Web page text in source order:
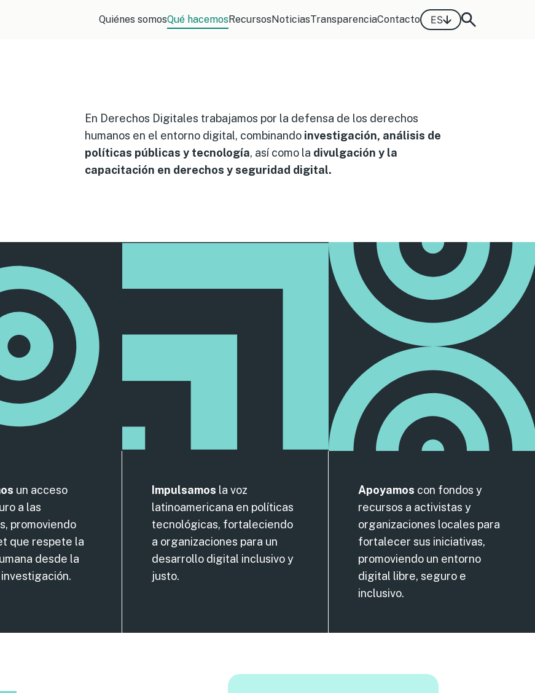
Quiénes somosQué hacemosRecursosNoticiasTransparenciaContacto ES
En Derechos Digitales trabajamos por la defensa de los derechos
humanos en el entorno digital, combinando investigación, análisis de
políticas públicas y tecnología, así como la divulgación y la
capacitación en derechos y seguridad digital.
un acceso
a las
promoviendo
que respete la
desde la
Impulsamos la voz
latinoamericana en políticas
tecnológicas, fortaleciendo
a organizaciones para un
desarrollo digital inclusivo y
justo.
Apoyamos con fondos y
recursos a activistas y
organizaciones locales para
fortalecer sus iniciativas,
promoviendo un entorno
digital libre, seguro e
inclusivo.